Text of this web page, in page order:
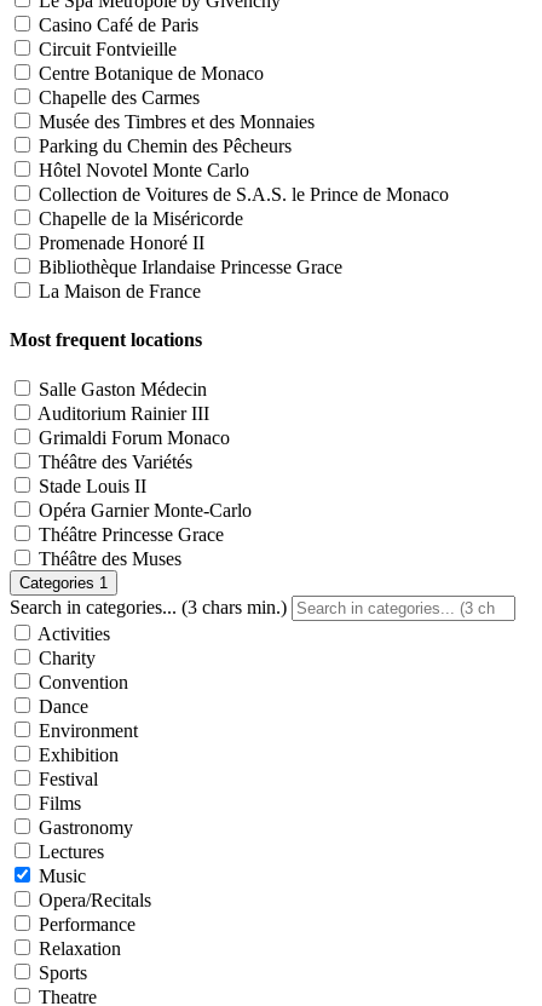
Casino Café de Paris
Circuit Fontvieille
Centre Botanique de Monaco
Chapelle des Carmes
Musée des Timbres et des Monnaies
Parking du Chemin des Pêcheurs
Hôtel Novotel Monte Carlo
Collection de Voitures de S.A.S. le Prince de Monaco
Chapelle de la Miséricorde
Promenade Honoré II
Bibliothèque Irlandaise Princesse Grace
La Maison de France
Most frequent locations
Salle Gaston Médecin
Auditorium Rainier III
Grimaldi Forum Monaco
Théâtre des Variétés
Stade Louis II
Opéra Garnier Monte-Carlo
Théâtre Princesse Grace
Théâtre des Muses
Categories 1
Search in categories... (3 chars min.)
Activities
Charity
Convention
Dance
Environment
Exhibition
Festival
Films
Gastronomy
Lectures
Music
Opera/Recitals
Performance
Relaxation
Sports
Theatre